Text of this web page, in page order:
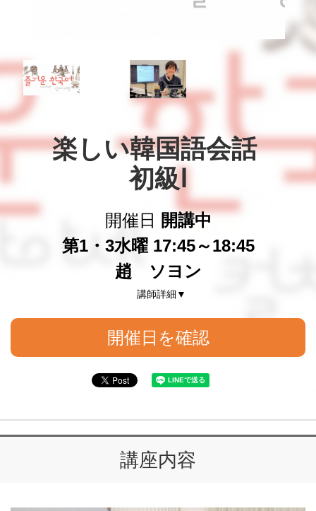
楽しい韓国語会話
初級Ⅰ
開催日
開講中
第1・3水曜 17:45～18:45
趙 ソヨン
講師詳細▼
開催日を確認
講座内容